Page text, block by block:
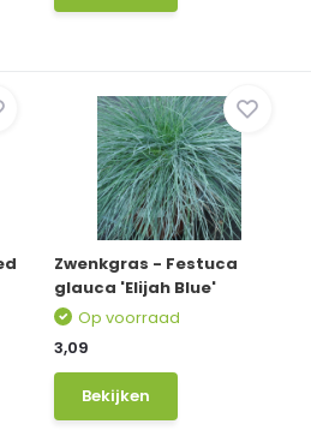
Zwenkgras - Festuca
glauca 'Elijah Blue'
Op voorraad
3,09
Bekijken